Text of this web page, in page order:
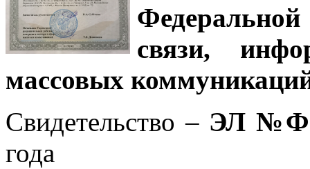
связи,
массовых
Свидетельство – ЭЛ
года